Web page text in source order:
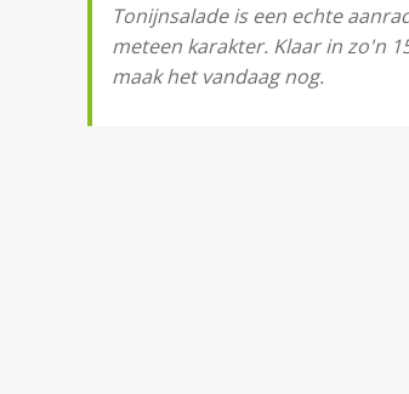
Tonijnsalade is een echte
meteen karakter. Klaar in zo'n
maak het vandaag nog.